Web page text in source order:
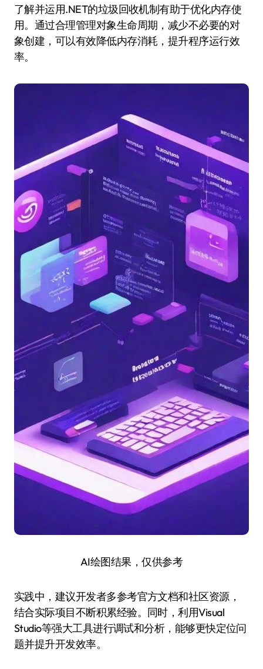
了解并运用.NET的垃圾回收机制有助于优化内存使
用。通过合理管理对象生命周期，减少不必要的对
象创建，可以有效降低内存消耗，提升程序运行效
率。
AI绘图结果，仅供参考
实践中，建议开发者多参考官方文档和社区资源，
结合实际项目不断积累经验。同时，利用Visual
Studio等强大工具进行调试和分析，能够更快定位问
题并提升开发效率。